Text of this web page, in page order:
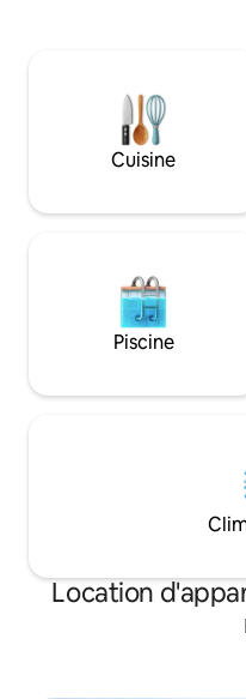
une piscine intérieure, 2
extérieures et une
un jacuzzi, un centre de
forme, un restaurant sur
VOUS accueillir !
Cuisine
Piscine
Location